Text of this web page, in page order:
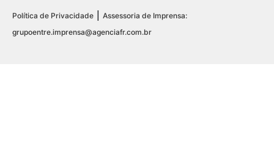
Política de Privacidade
Assessoria de Imprensa:
grupoentre.imprensa@agenciafr.com.br